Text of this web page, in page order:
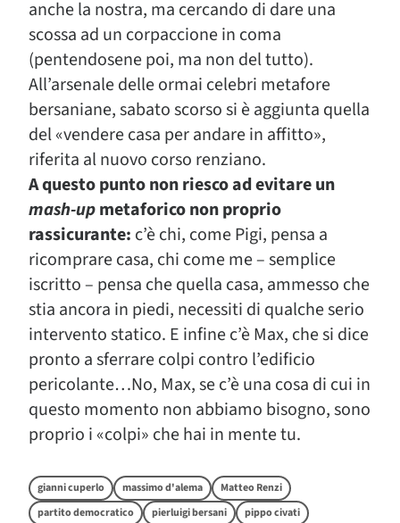
anche la nostra, ma cercando di dare una
scossa ad un corpaccione in coma
(pentendosene poi, ma non del tutto).
All’arsenale delle ormai celebri metafore
bersaniane, sabato scorso si è aggiunta quella
del «vendere casa per andare in affitto»,
riferita al nuovo corso renziano.
A questo punto non riesco ad evitare un
mash-upmetaforico non proprio
rassicurante: c’è chi, come Pigi, pensa a
ricomprare casa, chi come me – semplice
iscritto – pensa che quella casa, ammesso che
stia ancora in piedi, necessiti di qualche serio
intervento statico. E infine c’è Max, che si dice
pronto a sferrare colpi contro l’edificio
pericolante…No, Max, se c’è una cosa di cui in
questo momento non abbiamo bisogno, sono
proprio i «colpi» che hai in mente tu.
gianni cuperlo massimo d'alema
Matteo Renzi
partito democratico
pierluigi bersani pippo civati